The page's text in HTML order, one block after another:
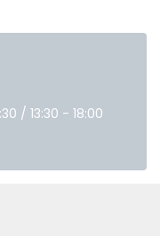
/ 13:30 - 18:00